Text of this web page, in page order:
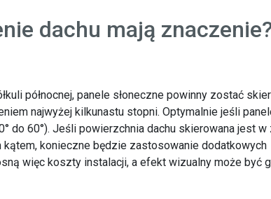
dachu mają
północnej, panele słoneczne powinny zostać
najwyżej kilkunastu stopni. Optymalnie jeśli
do 60°). Jeśli powierzchnia dachu skierowana jest w
konieczne będzie zastosowanie dodatkowych
więc koszty instalacji, a efekt wizualny może być